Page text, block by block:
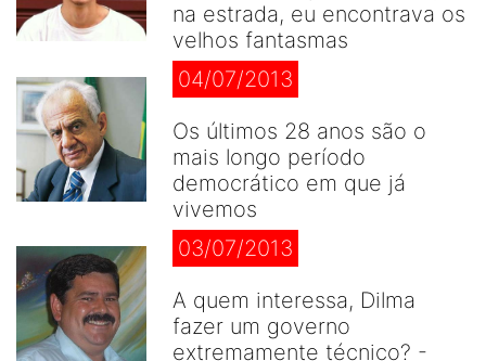
na estrada, eu encontrava os
velhos fantasmas
04/07/2013
Os últimos 28 anos são o
mais longo período
democrático em que já
vivemos
03/07/2013
A quem interessa, Dilma
fazer um governo
extremamente técnico? -